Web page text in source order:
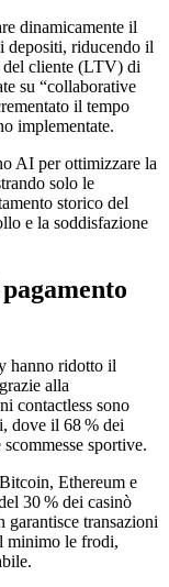
dinamicamente il
depositi, riducendo il
del cliente (LTV) di
su “collaborative
il tempo
implementate.
AI per ottimizzare la
solo le
storico del
e la soddisfazione
hanno ridotto il
alla
contactless sono
dove il 68 % dei
sportive.
Ethereum e
30 % dei casinò
transazioni
minimo le frodi,